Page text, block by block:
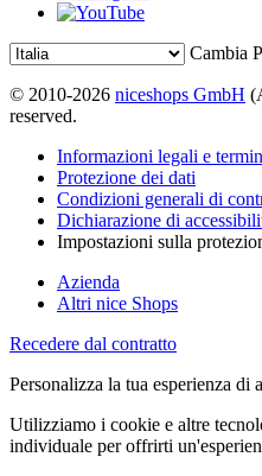
Cambia
© 2010-2026 niceshops GmbH
reserved.
Informazioni legali e
Protezione dei dati
Condizioni generali di
Dichiarazione di
Impostazioni sulla
Azienda
Altri nice Shops
Recedere dal contratto
Personalizza la tua esperienza di
Utilizziamo i cookie e altre
individuale per offrirti